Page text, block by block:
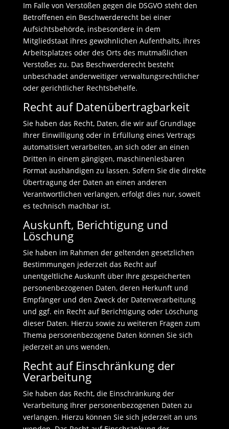
Im Falle von Verstößen gegen die DSGVO steht den
Betroffenen ein Beschwerderecht bei einer
Aufsichtsbehörde, insbesondere in dem
Mitgliedstaat ihres gewöhnlichen Aufenthalts, ihres
Arbeitsplatzes oder des Orts des mutmaßlichen
Verstoßes zu. Das Beschwerderecht besteht
unbeschadet anderweitiger verwaltungsrechtlicher
oder gerichtlicher Rechtsbehelfe.
Recht auf Daten­übertrag­barkeit
Sie haben das Recht, Daten, die wir auf Grundlage
Ihrer Einwilligung oder in Erfüllung eines Vertrags
automatisiert verarbeiten, an sich oder an einen
Dritten in einem gängigen, maschinenlesbaren
Format aushändigen zu lassen. Sofern Sie die direkte
Übertragung der Daten an einen anderen
Verantwortlichen verlangen, erfolgt dies nur, soweit
es technisch machbar ist.
Auskunft, Berichtigung und
Löschung
Sie haben im Rahmen der geltenden gesetzlichen
Bestimmungen jederzeit das Recht auf
unentgeltliche Auskunft über Ihre gespeicherten
personenbezogenen Daten, deren Herkunft und
Empfänger und den Zweck der Datenverarbeitung
und ggf. ein Recht auf Berichtigung oder Löschung
dieser Daten. Hierzu sowie zu weiteren Fragen zum
Thema personenbezogene Daten können Sie sich
jederzeit an uns wenden.
Recht auf Einschränkung der
Verarbeitung
Sie haben das Recht, die Einschränkung der
Verarbeitung Ihrer personenbezogenen Daten zu
verlangen. Hierzu können Sie sich jederzeit an uns